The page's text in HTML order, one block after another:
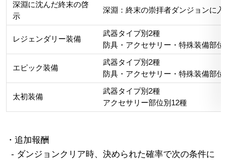
深淵に沈んだ終末の啓
示
深淵：終末の崇拝者ダンジョンに
レジェンダリー装備
武器タイプ別2種
防具・アクセサリー・特殊装備部位
エピック装備
武器タイプ別2種
防具・アクセサリー・特殊装備部位
太初装備
武器タイプ別2種
アクセサリー部位別12種
・追加報酬
- ダンジョンクリア時、決められた確率で次の条件に